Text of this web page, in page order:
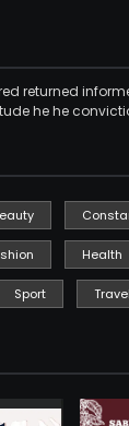
returned
he he
Health
Sport Travel